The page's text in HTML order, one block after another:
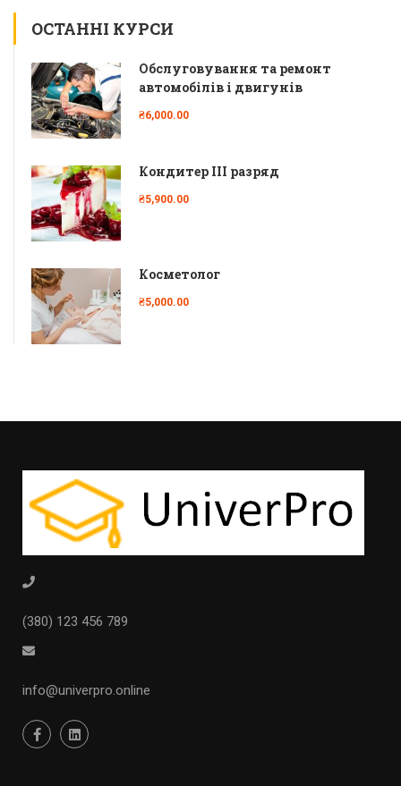
ОСТАННІ КУРСИ
Обслуговування та ремонт
автомобілів і двигунів
₴6,000.00
Кондитер ІІІ разряд
₴5,900.00
Косметолог
₴5,000.00
(380) 123 456 789
info@univerpro.online